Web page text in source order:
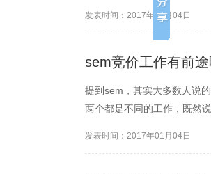
巧。 1.现在的百度推广后
过这个功能来控制账户...
发表时间：2017年01月04日
sem竞价工作有前
提到sem，其实大多数人说
两个都是不同的工作，既然
发表时间：2017年01月04日